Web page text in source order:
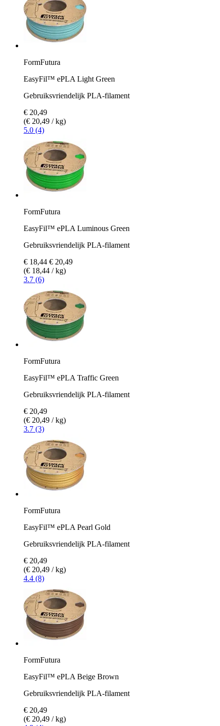
FormFutura
EasyFil™ ePLA Light Green
Gebruiksvriendelijk PLA-filament
€ 20,49
(€ 20,49 / kg)
5.0 (4)
FormFutura
EasyFil™ ePLA Luminous Green
Gebruiksvriendelijk PLA-filament
€ 18,44 € 20,49
(€ 18,44 / kg)
3.7 (6)
FormFutura
EasyFil™ ePLA Traffic Green
Gebruiksvriendelijk PLA-filament
€ 20,49
(€ 20,49 / kg)
3.7 (3)
FormFutura
EasyFil™ ePLA Pearl Gold
Gebruiksvriendelijk PLA-filament
€ 20,49
(€ 20,49 / kg)
4.4 (8)
FormFutura
EasyFil™ ePLA Beige Brown
Gebruiksvriendelijk PLA-filament
€ 20,49
(€ 20,49 / kg)